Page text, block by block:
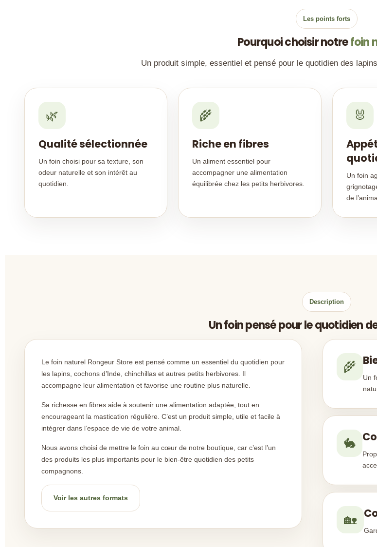
Les points forts
Pourquoi choisir notrefoin
Un produit simple, essentiel et pensé pour le quotidien des
🌿
Qualité sélectionnée
Un foin choisi pour sa texture, son
odeur naturelle et son intérêt au
quotidien.
🌾
Riche en fibres
Un aliment essentiel pour
accompagner une alimentation
équilibrée chez les petits herbivores.
🐰
Un foin
de
Description
Un foin pensé pour le quotidien
Le foin naturel Rongeur Store est pensé comme un essentiel du quotidien pour
les lapins, cochons d’Inde, chinchillas et autres petits herbivores. Il
accompagne leur alimentation et favorise une routine plus naturelle.
Sa richesse en fibres aide à soutenir une alimentation adaptée, tout en
encourageant la mastication régulière. C’est un produit simple, utile et facile à
intégrer dans l’espace de vie de votre animal.
Nous avons choisi de mettre le foin au cœur de notre boutique, car c’est l’un
des produits les plus importants pour le bien-être quotidien des petits
compagnons.
Voir les autres formats
🌾
Un
🐇
🏡